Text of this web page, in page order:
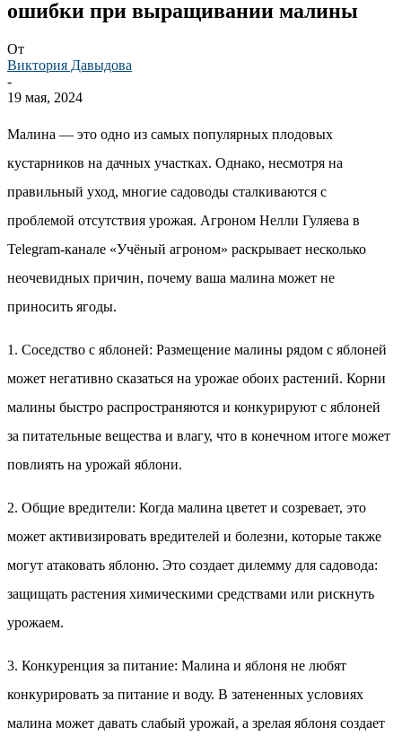
ошибки при выращивании малины
От
Виктория Давыдова
-
19 мая, 2024
Малина — это одно из самых популярных плодовых
кустарников на дачных участках. Однако, несмотря на
правильный уход, многие садоводы сталкиваются с
проблемой отсутствия урожая. Агроном Нелли Гуляева в
Telegram-канале «Учёный агроном» раскрывает несколько
неочевидных причин, почему ваша малина может не
приносить ягоды.
1. Соседство с яблоней: Размещение малины рядом с яблоней
может негативно сказаться на урожае обоих растений. Корни
малины быстро распространяются и конкурируют с яблоней
за питательные вещества и влагу, что в конечном итоге может
повлиять на урожай яблони.
2. Общие вредители: Когда малина цветет и созревает, это
может активизировать вредителей и болезни, которые также
могут атаковать яблоню. Это создает дилемму для садовода:
защищать растения химическими средствами или рискнуть
урожаем.
3. Конкуренция за питание: Малина и яблоня не любят
конкурировать за питание и воду. В затененных условиях
малина может давать слабый урожай, а зрелая яблоня создает